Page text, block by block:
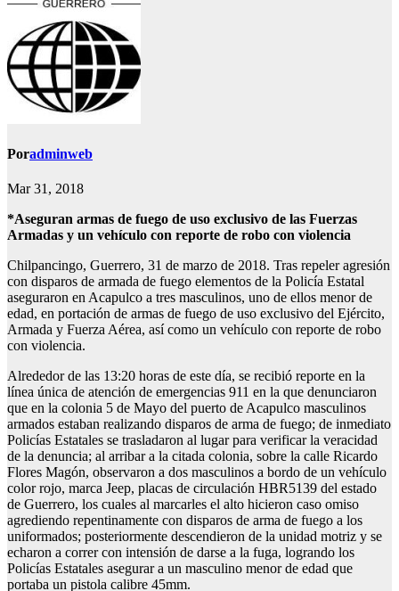
Poradminweb
Mar 31, 2018
*Aseguran armas de fuego de uso exclusivo de las Fuerzas
Armadas y un vehículo con reporte de robo con violencia
Chilpancingo, Guerrero, 31 de marzo de 2018. Tras repeler agresión
con disparos de armada de fuego elementos de la Policía Estatal
aseguraron en Acapulco a tres masculinos, uno de ellos menor de
edad, en portación de armas de fuego de uso exclusivo del Ejército,
Armada y Fuerza Aérea, así como un vehículo con reporte de robo
con violencia.
Alrededor de las 13:20 horas de este día, se recibió reporte en la
línea única de atención de emergencias 911 en la que denunciaron
que en la colonia 5 de Mayo del puerto de Acapulco masculinos
armados estaban realizando disparos de arma de fuego; de inmediato
Policías Estatales se trasladaron al lugar para verificar la veracidad
de la denuncia; al arribar a la citada colonia, sobre la calle Ricardo
Flores Magón, observaron a dos masculinos a bordo de un vehículo
color rojo, marca Jeep, placas de circulación HBR5139 del estado
de Guerrero, los cuales al marcarles el alto hicieron caso omiso
agrediendo repentinamente con disparos de arma de fuego a los
uniformados; posteriormente descendieron de la unidad motriz y se
echaron a correr con intensión de darse a la fuga, logrando los
Policías Estatales asegurar a un masculino menor de edad que
portaba un pistola calibre 45mm.